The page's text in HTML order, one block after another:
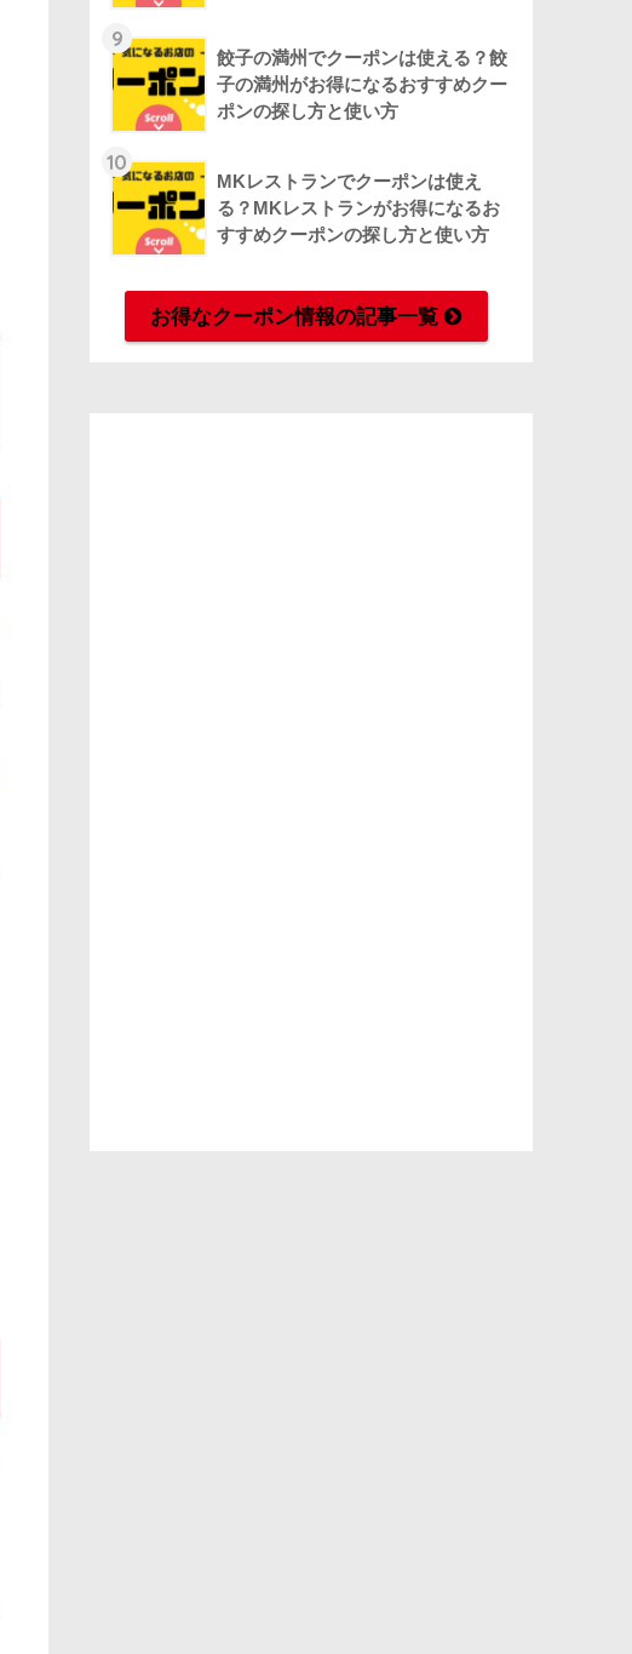
9
餃子の満州でクーポンは使える？餃
子の満州がお得になるおすすめクー
ポンの探し方と使い方
10
MKレストランでクーポンは使え
る？MKレストランがお得になるお
すすめクーポンの探し方と使い方
お得なクーポン情報の記事一覧